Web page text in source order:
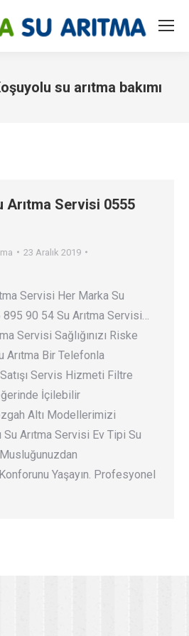
su arıtma bakımı
Arıtma Servisi 0555
23 Aralık 2019
Servisi Her Marka Su
90 54 Su Arıtma Servisi…
Servisi Sağlığınızı Riske
Arıtma Bir Telefonla
Servis Hizmeti Filtre
İçilebilir
Altı Modellerimizi
Su Arıtma Servisi Ev Tipi Su
Yaşayın. Profesyonel